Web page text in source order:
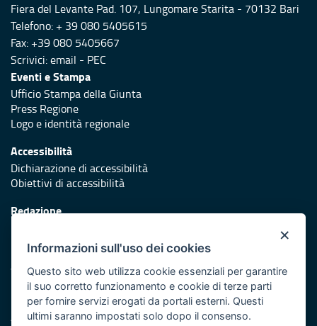
Fiera del Levante Pad. 107, Lungomare Starita - 70132 Bari
Telefono: + 39 080 5405615
Fax: +39 080 5405667
Scrivici:email - PEC
Eventi e Stampa
Ufficio Stampa della Giunta
Press Regione
Logo e identità regionale
Accessibilità
Dichiarazione di accessibilità
Obiettivi di accessibilità
Redazione
Protezione civile
Vai al sito di Protezione Civile Puglia
Iniziativa finanziata con risorse del POR Puglia 2014/2020 -
Asse XI
×
Informazioni sull'uso dei cookies
Questo sito web utilizza cookie essenziali per garantire
il suo corretto funzionamento e cookie di terze parti
per fornire servizi erogati da portali esterni. Questi
ultimi saranno impostati solo dopo il consenso.